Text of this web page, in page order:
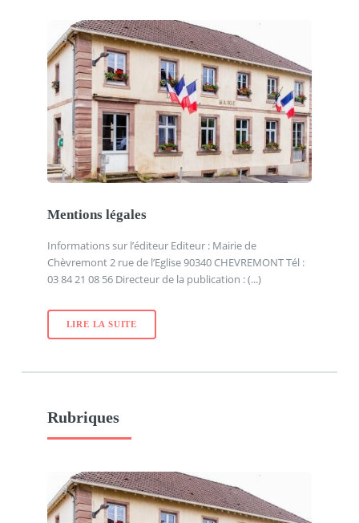
Mentions légales
Informations sur l’éditeur Editeur : Mairie de
Chèvremont 2 rue de l’Eglise 90340 CHEVREMONT Tél :
03 84 21 08 56 Directeur de la publication : (...)
LIRE LA SUITE
Rubriques